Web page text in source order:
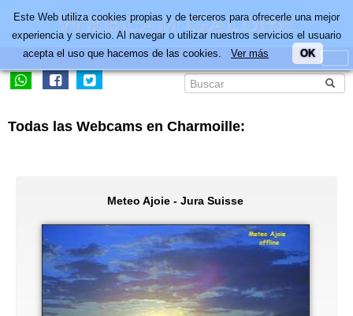
Todas las Webcams en Charmoille:
Meteo Ajoie - Jura Suisse
Este Web utiliza cookies propias y de terceros para ofrecerle una mejor
experiencia y servicio. Al navegar o utilizar nuestros servicios el usuario
acepta el uso que hacemos de las cookies. Ver más OK